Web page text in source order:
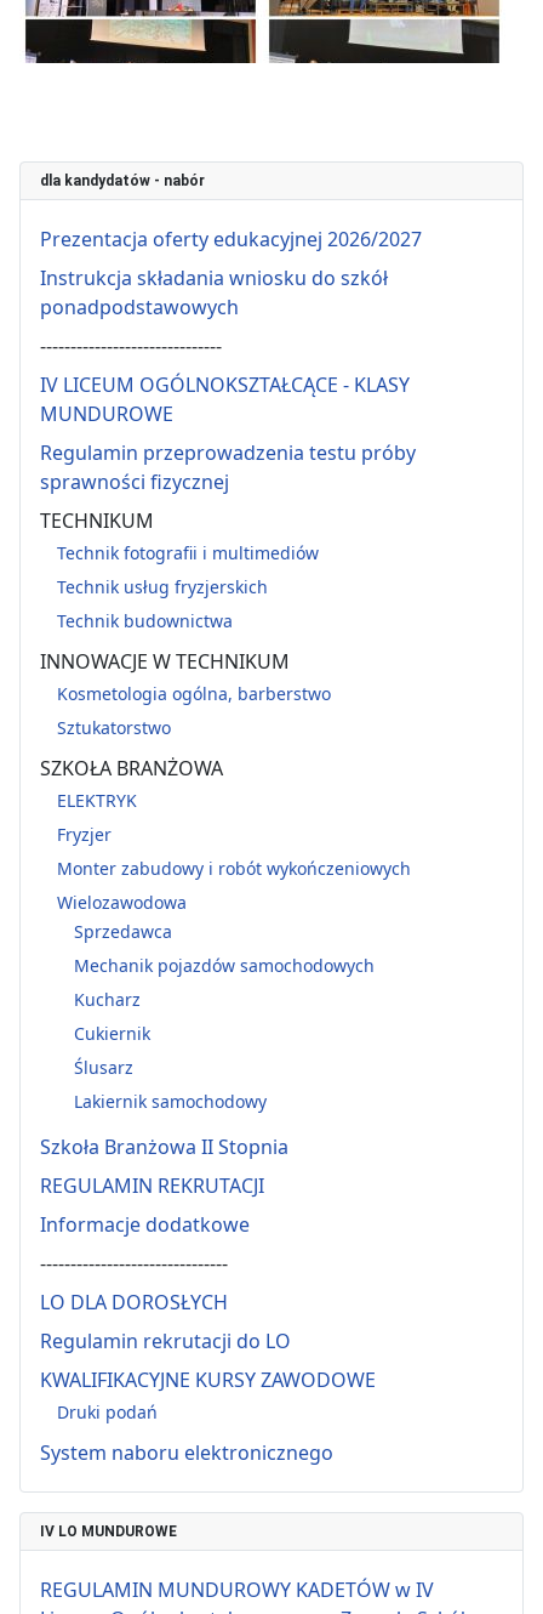
dla kandydatów - nabór
Prezentacja oferty edukacyjnej 2026/2027
Instrukcja składania wniosku do szkół
ponadpodstawowych
------------------------------
IV LICEUM OGÓLNOKSZTAŁCĄCE - KLASY
MUNDUROWE
Regulamin przeprowadzenia testu próby
sprawności fizycznej
TECHNIKUM
Technik fotografii i multimediów
Technik usług fryzjerskich
Technik budownictwa
INNOWACJE W TECHNIKUM
Kosmetologia ogólna, barberstwo
Sztukatorstwo
SZKOŁA BRANŻOWA
ELEKTRYK
Fryzjer
Monter zabudowy i robót wykończeniowych
Wielozawodowa
Sprzedawca
Mechanik pojazdów samochodowych
Kucharz
Cukiernik
Ślusarz
Lakiernik samochodowy
Szkoła Branżowa II Stopnia
REGULAMIN REKRUTACJI
Informacje dodatkowe
-------------------------------
LO DLA DOROSŁYCH
Regulamin rekrutacji do LO
KWALIFIKACYJNE KURSY ZAWODOWE
Druki podań
System naboru elektronicznego
IV LO MUNDUROWE
REGULAMIN MUNDUROWY KADETÓW w IV